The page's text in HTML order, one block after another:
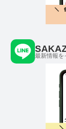
最新情報を